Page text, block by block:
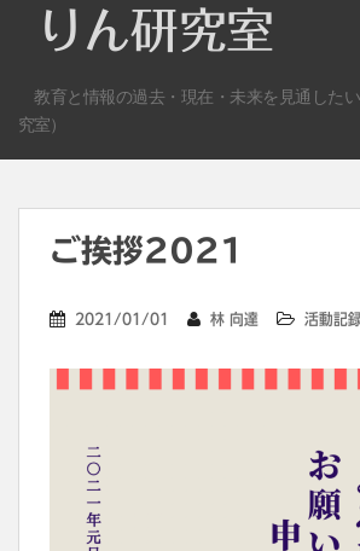
o
りん研究室
教育と情報の過去・現在・未来を見通した
究室）
ご挨拶2021
2021/01/01 林 向達 活動記